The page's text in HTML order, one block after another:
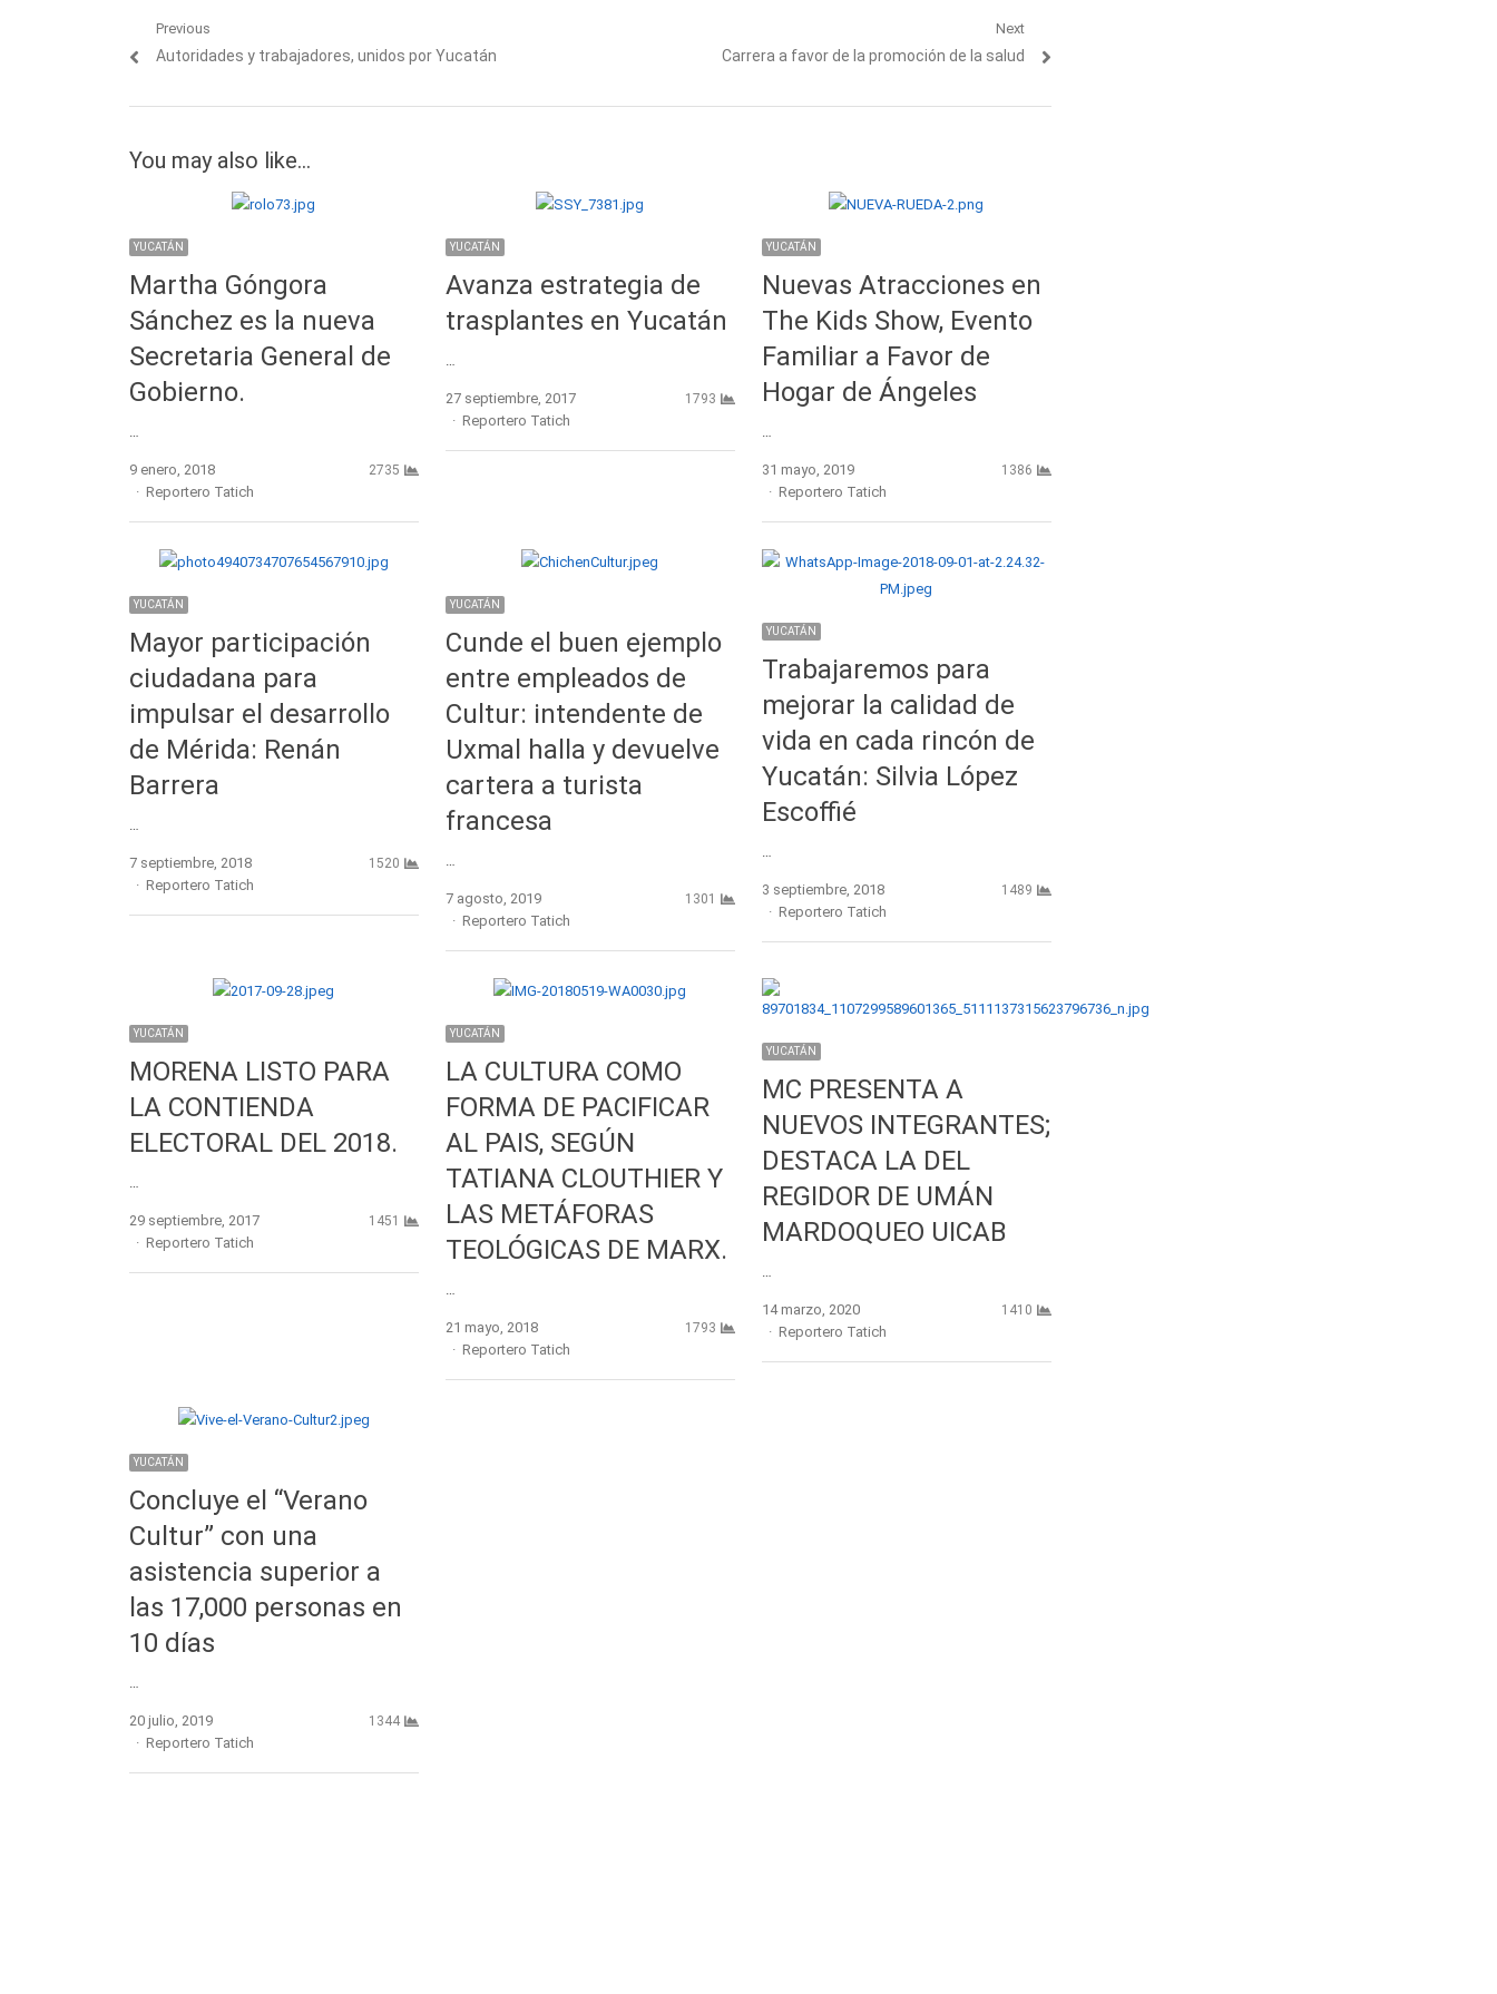
Navegación
entradas
Previous
Previous
Autoridades y trabajadores, unidos por Yucatán
Next
Next
Carrera a favor de la promoción de la salud
You may also like...
YUCATÁN
Martha Góngora
Sánchez es la nueva
Secretaria General de
Gobierno.
9 enero, 2018
Author
Reportero Tatich
2735
YUCATÁN
Avanza estrategia de
trasplantes en Yucatán
27 septiembre, 2017
Author
Reportero Tatich
1793
YUCATÁN
Nuevas Atracciones en
The Kids Show, Evento
Familiar a Favor de
Hogar de Ángeles
31 mayo, 2019
Author
Reportero Tatich
1386
YUCATÁN
Mayor participación
ciudadana para
impulsar el desarrollo
de Mérida: Renán
Barrera
7 septiembre, 2018
Author
Reportero Tatich
1520
YUCATÁN
Cunde el buen ejemplo
entre empleados de
Cultur: intendente de
Uxmal halla y devuelve
cartera a turista
francesa
7 agosto, 2019
Author
Reportero Tatich
1301
YUCATÁN
Trabajaremos para
mejorar la calidad de
vida en cada rincón de
Yucatán: Silvia López
Escoffié
3 septiembre, 2018
Author
Reportero Tatich
1489
YUCATÁN
MORENA LISTO PARA
LA CONTIENDA
ELECTORAL DEL 2018.
29 septiembre, 2017
Author
Reportero Tatich
1451
YUCATÁN
LA CULTURA COMO
FORMA DE PACIFICAR
AL PAIS, SEGÚN
TATIANA CLOUTHIER Y
LAS METÁFORAS
TEOLÓGICAS DE MARX.
21 mayo, 2018
Author
Reportero Tatich
1793
YUCATÁN
MC PRESENTA A
NUEVOS INTEGRANTES;
DESTACA LA DEL
REGIDOR DE UMÁN
MARDOQUEO UICAB
14 marzo, 2020
Author
Reportero Tatich
1410
YUCATÁN
Concluye el “Verano
Cultur” con una
asistencia superior a
las 17,000 personas en
10 días
20 julio, 2019
Author
Reportero Tatich
1344